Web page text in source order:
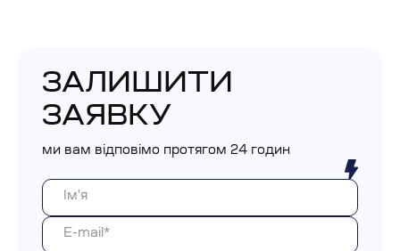
ЗАЛИШИТИ
ЗАЯВКУ
ми вам відповімо протягом 24 годин